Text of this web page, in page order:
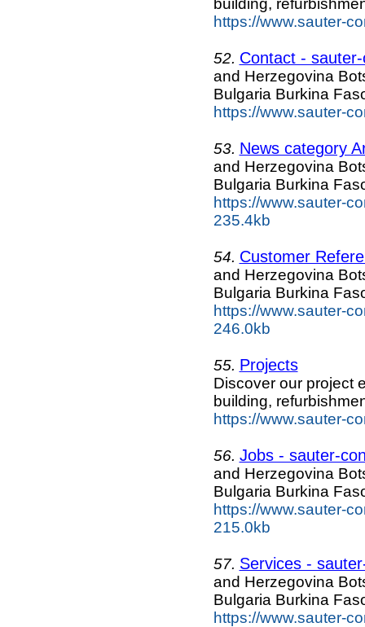
building,
https://www.sauter-
52. Contact -
and Herzegovina
Bulgaria Burkina
https://www.sauter-
53. News category
and Herzegovina
Bulgaria Burkina
https://www.sauter-
235.4kb
54. Customer
and Herzegovina
Bulgaria Burkina
https://www.sauter-
246.0kb
55. Projects
Discover our project
building,
https://www.sauter-
56. Jobs - sauter-
and Herzegovina
Bulgaria Burkina
https://www.sauter-
215.0kb
57. Services -
and Herzegovina
Bulgaria Burkina
https://www.sauter-